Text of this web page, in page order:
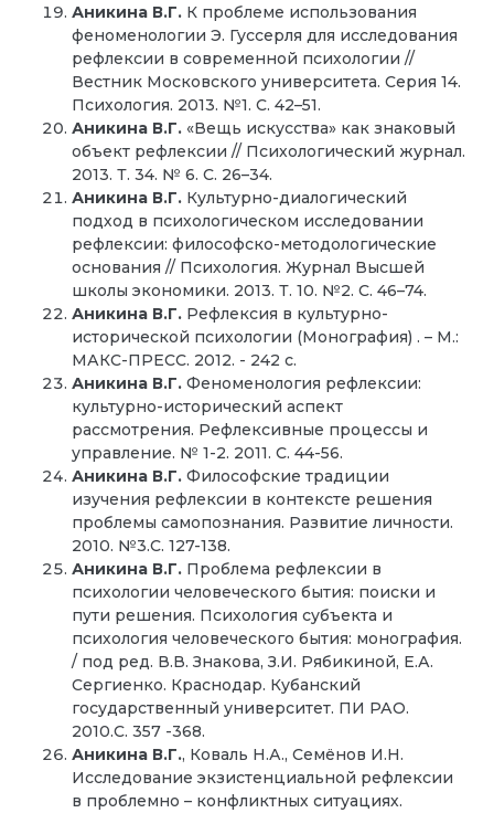
Аникина В.Г. К проблеме использования
феноменологии Э. Гуссерля для исследования
рефлексии в современной психологии //
Вестник Московского университета. Серия 14.
Психология. 2013. №1. С. 42–51.
Аникина В.Г. «Вещь искусства» как знаковый
объект рефлексии // Психологический журнал.
2013. Т. 34. № 6. С. 26–34.
Аникина В.Г. Культурно-диалогический
подход в психологическом исследовании
рефлексии: философско-методологические
основания // Психология. Журнал Высшей
школы экономики. 2013. Т. 10. №2. С. 46–74.
Аникина В.Г. Рефлексия в культурно-
исторической психологии (Монография) . – М.:
МАКС-ПРЕСС. 2012. - 242 с.
Аникина В.Г. Феноменология рефлексии:
культурно-исторический аспект
рассмотрения. Рефлексивные процессы и
управление. № 1-2. 2011. С. 44-56.
Аникина В.Г. Философские традиции
изучения рефлексии в контексте решения
проблемы самопознания. Развитие личности.
2010. №3.С. 127-138.
Аникина В.Г. Проблема рефлексии в
психологии человеческого бытия: поиски и
пути решения. Психология субъекта и
психология человеческого бытия: монография.
/ под ред. В.В. Знакова, З.И. Рябикиной, Е.А.
Сергиенко. Краснодар. Кубанский
государственный университет. ПИ РАО.
2010.С. 357 -368.
Аникина В.Г., Коваль Н.А., Семёнов И.Н.
Исследование экзистенциальной рефлексии
в проблемно – конфликтных ситуациях.